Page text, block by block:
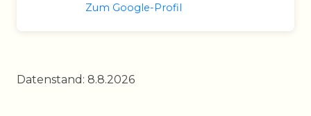
Zum Google-Profil
Datenstand: 8.8.2026